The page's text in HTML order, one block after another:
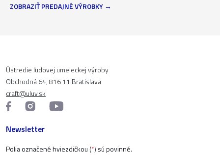
ZOBRAZIŤ PREDAJNÉ VÝROBKY
Ústredie ľudovej umeleckej výroby
Obchodná 64, 816 11 Bratislava
craft@uluv.sk
Newsletter
Polia označené hviezdičkou (*) sú povinné.